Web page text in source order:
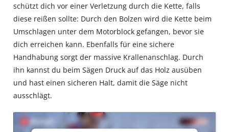
schützt dich vor einer Verletzung durch die Kette, falls
diese reißen sollte: Durch den Bolzen wird die Kette beim
Umschlagen unter dem Motorblock gefangen, bevor sie
dich erreichen kann. Ebenfalls für eine sichere
Handhabung sorgt der massive Krallenanschlag. Durch
ihn kannst du beim Sägen Druck auf das Holz ausüben
und hast einen sicheren Halt, damit die Säge nicht
ausschlägt.